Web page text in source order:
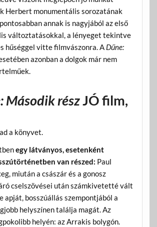
Herbert monumentális sorozatának
annak is nagyjából az első
változtatásokkal, a lényeget tekintve
hűséggel vitte filmvászonra. ADűne:
azonban a dolgok már nem
Második részJÓ film,
a könyvet.
egy látványos, esetenként
van részed: Paul
miután a császár és a gonosz
cselszövései után számkivetetté vált
apját, bosszúállás szempontjából a
helyszínen találja magát. Az
helyén: az Arrakis bolygón.